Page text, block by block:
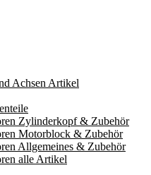
Achsen Artikel
Zylinderkopf & Zubehör
Motorblock & Zubehör
Allgemeines & Zubehör
alle Artikel